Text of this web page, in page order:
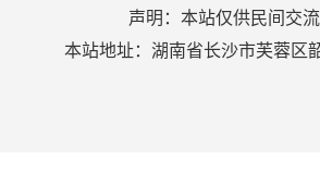
声明：本站仅供民间交
本站地址：湖南省长沙市芙蓉区